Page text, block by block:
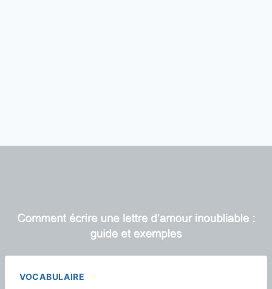
VOCABULAIRE